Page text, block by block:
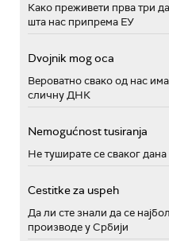
Како преживети прва три
шта нас припрема ЕУ
Dvojnik mog oca
Вероватно свако од нас
сличну ДНК
Nemogućnost tusiranja
Не туширате се сваког дана
Cestitke za uspeh
Да ли сте знали да се
производе у Србији